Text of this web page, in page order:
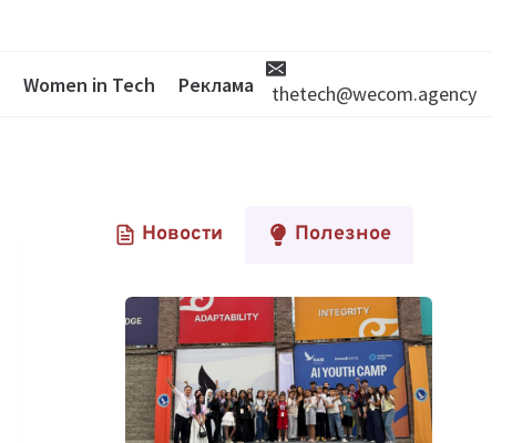
Women in Tech Реклама thetech@wecom.agency
Новости Полезное